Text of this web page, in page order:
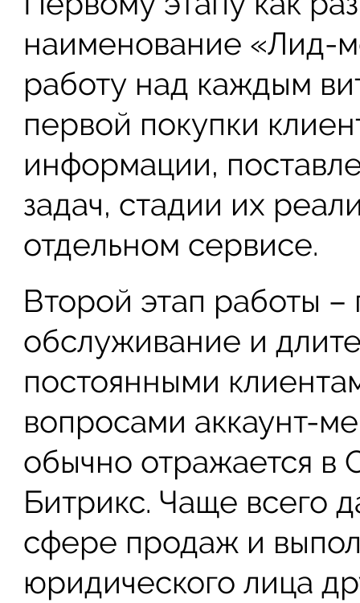
наименование «Лид-
работу над каждым
первой покупки
информации,
задач, стадии их
отдельном сервисе.
Второй этап работы
обслуживание и
постоянными
вопросами аккаунт-
обычно отражается в
Битрикс. Чаще всего
сфере продаж и
юридического лица